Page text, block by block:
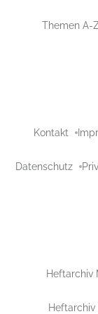
Themen A-
Kontakt
Datenschutz
Heftarchiv